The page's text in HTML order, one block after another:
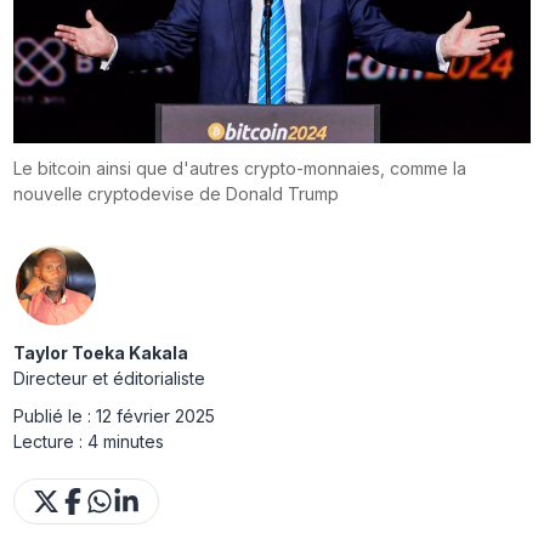
Le bitcoin ainsi que d'autres crypto-monnaies, comme la
nouvelle cryptodevise de Donald Trump
Taylor Toeka Kakala
Directeur et éditorialiste
Publié le :12 février 2025
Lecture :4 minutes